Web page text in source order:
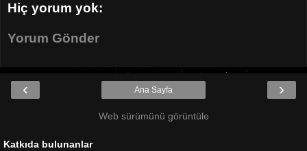
Hiç yorum yok:
Yorum Gönder
‹ ›
Ana Sayfa
Web sürümünü görüntüle
Katkıda bulunanlar